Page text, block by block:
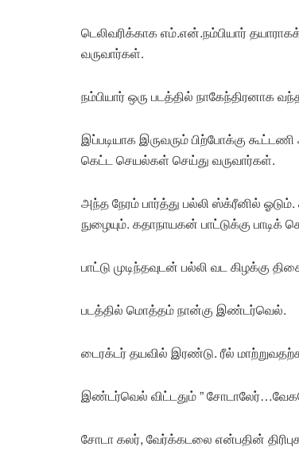
டெலிவரிக்காக எம்.என்.நம்பியார்
வருவார்கள்.
நம்பியார் ஒரு படத்தில் நாகேந்திரனாக
இப்படியாக இருவரும் பிற்போக்கு
கெட்ட செயல்கள் செய்து வருவார்கள்.
அந்த நேரம் பார்த்து பல்லி ஸ்க்ரீனில்
நுழையும். கதாநாயகன் பாட்டுக்கு பாடிக்
பாட்டு முடிந்தவுடன் பல்லி வட கிழக்கு
படத்தில் மொத்தம் நான்கு இண்டர்வெல்.
டைரக்டர் தயவில் இரண்டு. ரீல்
இண்டர்வெல் விட்டதும் ”
சோடா கலர், வேர்க்கடலை என்பதின்